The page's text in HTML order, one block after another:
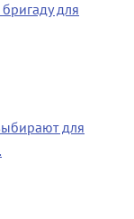
для
для